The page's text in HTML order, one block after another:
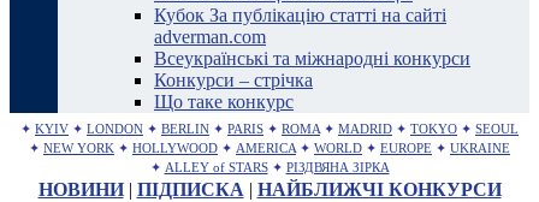
Кубок За публікацію статті на сайті
adverman.com
Всеукраїнські та міжнародні конкурси
Конкурси – стрічка
Що таке конкурс
✦ KYIV ✦ LONDON ✦ BERLIN ✦ PARIS ✦ ROMA ✦ MADRID ✦ TOKYO ✦ SEOUL
✦ NEW YORK ✦ HOLLYWOOD ✦ AMERICA ✦ WORLD ✦ EUROPE ✦ UKRAINE
✦ ALLEY of STARS ✦ РІЗДВЯНА ЗІРКА
НОВИНИ| ПІДПИСКА | НАЙБЛИЖЧІ КОНКУРСИ